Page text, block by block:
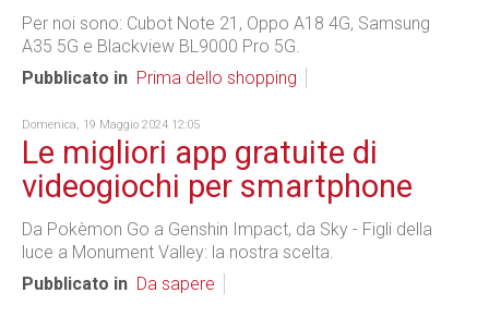
Per noi sono: Cubot Note 21, Oppo A18 4G, Samsung
A35 5G e Blackview BL9000 Pro 5G.
Pubblicato in Prima dello shopping
Domenica, 19 Maggio 2024 12:05
Le migliori app gratuite di
videogiochi per smartphone
Da Pokèmon Go a Genshin Impact, da Sky - Figli della
luce a Monument Valley: la nostra scelta.
Pubblicato in Da sapere